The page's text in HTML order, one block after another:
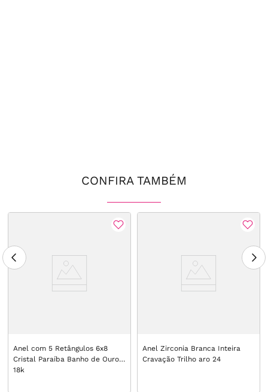
CONFIRA TAMBÉM
Anel com 5 Retângulos 6x8
Cristal Paraíba Banho de Ouro
18k
Anel Zirconia Branca Inteira
Cravação Trilho aro 24